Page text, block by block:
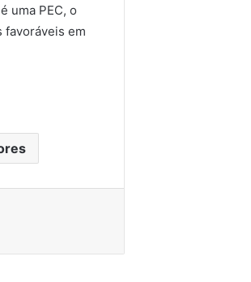
uma PEC, o
favoráveis em